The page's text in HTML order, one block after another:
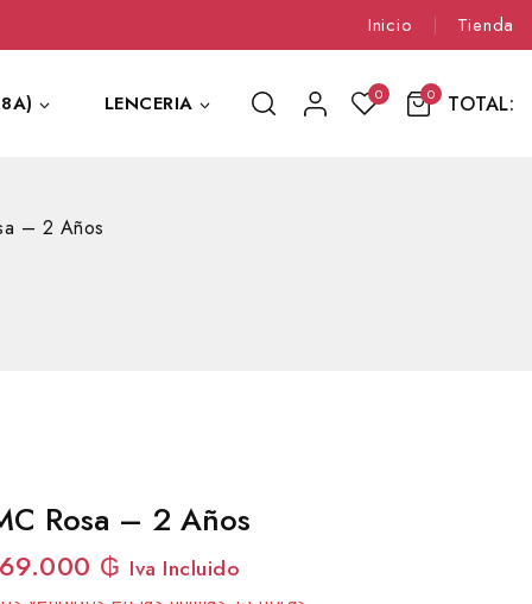
Inicio Tienda
LENCERIA 0 0 TOTAL:
– 2 Años
Rosa – 2 Años
₲ Iva Incluido
vendidos en las últimas 13 horas